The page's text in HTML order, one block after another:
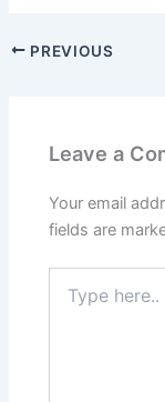
c
e
o
k
st
o
o
PREVIOUS
Leave a
Your email
fields are
here..